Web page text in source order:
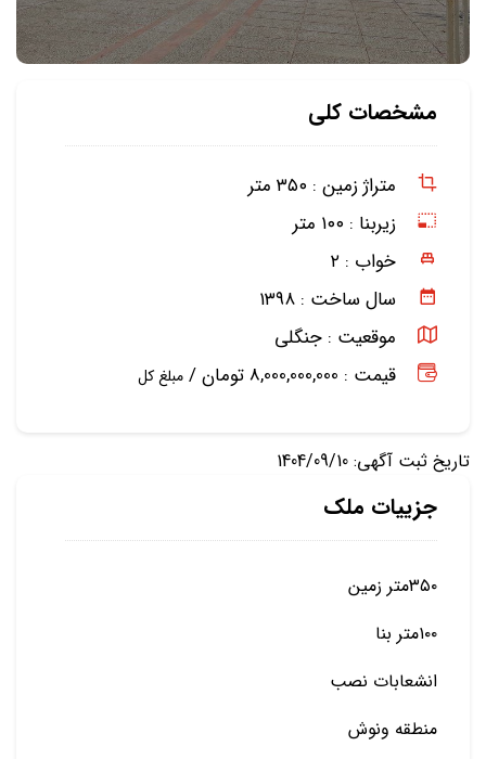
مشخصات کلی
متراژ زمین : ۳۵۰ متر
زیربنا : ۱۰۰ متر
خواب : ۲
سال ساخت : ۱۳۹۸
موقعیت : جنگلی
قیمت : 8,000,000,000 تومان /
مبلغ کل
تاریخ ثبت آگهی: 1404/09/10
جزییات ملک
۳۵۰متر زمین
۱۰۰متر بنا
انشعابات نصب
منطقه ونوش